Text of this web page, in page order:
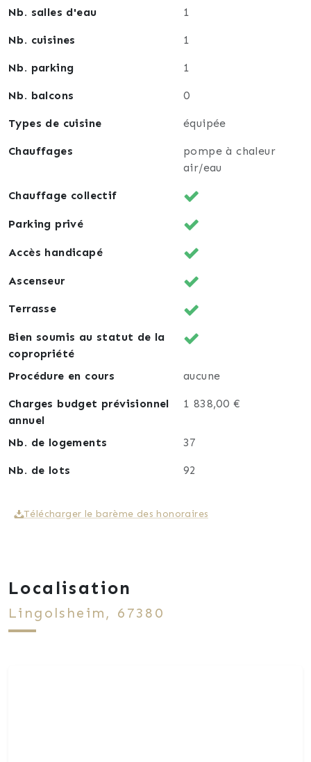
dans un environnement agréable tout en restant
proche de Strasbourg et des commodités.
Idéal pour :
Strasbourg, personne recherchant le confort d’un
accès PMR ou investissement patrimonial.
Nb. salles d'eau 1
Nb. cuisines 1
Nb. parking 1
Nb. balcons 0
Types de cuisine équipée
Chauffages
pompe à chaleur
air/eau
Chauffage collectif
Parking privé
Accès handicapé
Ascenseur
Terrasse
Bien soumis au statut de la
copropriété
Procédure en cours
aucune
Charges budget prévisionnel
annuel
1 838,00 €
Nb. de logements 37
Nb. de lots 92
Télécharger le barème des honoraires
Localisation
Lingolsheim, 67380